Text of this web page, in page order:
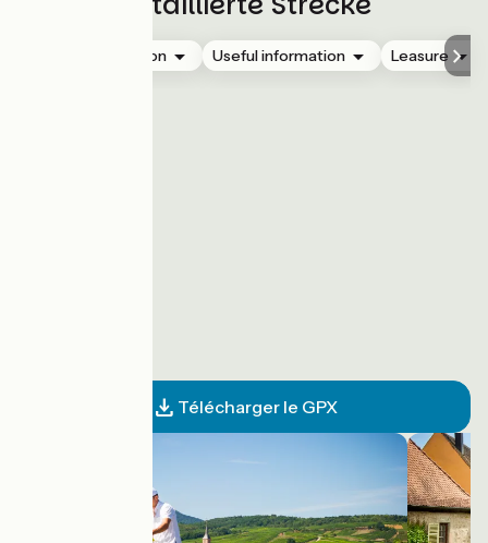
Accommodation Useful information Leasure
Télécharger le GPX